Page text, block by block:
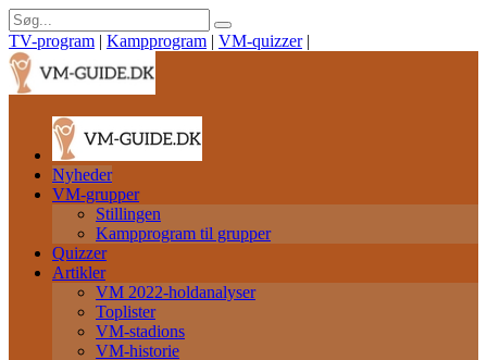
TV-program | Kampprogram | VM-quizzer |
Nyheder
VM-grupper
Stillingen
Kampprogram til grupper
Quizzer
Artikler
VM 2022-holdanalyser
Toplister
VM-stadions
VM-historie